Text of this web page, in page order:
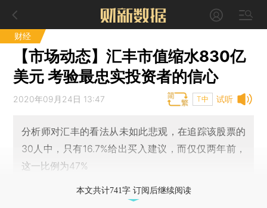
财经
【市场动态】汇丰市值缩水830亿
美元 考验最忠实投资者的信心
试听
2020年09月24日 13:47 T中
分析师对汇丰的看法从未如此悲观，在追踪该股票的
30人中，只有16.7%给出买入建议，而仅仅两年前，
这一比例为47%
本文共计741字 订阅后继续阅读